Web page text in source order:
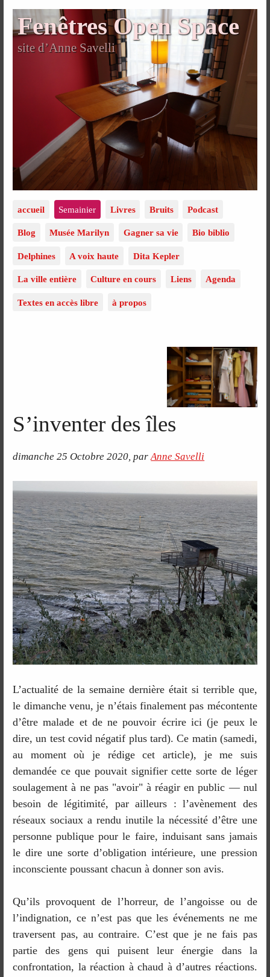
Fenêtres Open Space
site d’Anne Savelli
accueil Semainier Livres Bruits Podcast
Blog Musée Marilyn Gagner sa vie Bio biblio
Delphines A voix haute Dita Kepler
La ville entière Culture en cours Liens Agenda
Textes en accès libre à propos
S’inventer des îles
dimanche 25 Octobre 2020,parAnne Savelli
L’actualité de la semaine dernière était si terrible que,
le dimanche venu, je n’étais finalement pas mécontente
d’être malade et de ne pouvoir écrire ici (je peux le
dire, un test covid négatif plus tard). Ce matin (samedi,
au moment où je rédige cet article), je me suis
demandée ce que pouvait signifier cette sorte de léger
soulagement à ne pas "avoir" à réagir en public — nul
besoin de légitimité, par ailleurs : l’avènement des
réseaux sociaux a rendu inutile la nécessité d’être une
personne publique pour le faire, induisant sans jamais
le dire une sorte d’obligation intérieure, une pression
inconsciente poussant chacun à donner son avis.
Qu’ils provoquent de l’horreur, de l’angoisse ou de
l’indignation, ce n’est pas que les événements ne me
traversent pas, au contraire. C’est que je ne fais pas
partie des gens qui puisent leur énergie dans la
confrontation, la réaction à chaud à d’autres réactions.